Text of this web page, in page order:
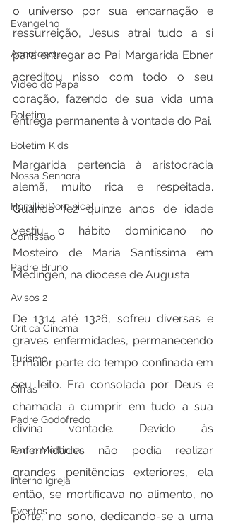
Evangelho
Aconteceu
Video do Papa
Boletim
Boletim Kids
Nossa Senhora
Homilia Dominical
Confissão
Padre Bruno
Avisos 2
Crítica Cinema
Turismo
Cifras
Padre Godofredo
Padre Mottinha
Interno Igreja
Eventos
o universo por sua encarnação e
ressurreição, Jesus atrai tudo a si
para entregar ao Pai. Margarida Ebner
acreditou nisso com todo o seu
coração, fazendo de sua vida uma
entrega permanente à vontade do Pai.
Margarida pertencia à aristocracia
alemã, muito rica e respeitada.
Quando fez quinze anos de idade
vestiu o hábito dominicano no
Mosteiro de Maria Santíssima em
Medingen, na diocese de Augusta.
De 1314 até 1326, sofreu diversas e
graves enfermidades, permanecendo
a maior parte do tempo confinada em
seu leito. Era consolada por Deus e
chamada a cumprir em tudo a sua
divina vontade. Devido às
enfermidades não podia realizar
grandes penitências exteriores, ela
então, se mortificava no alimento, no
porte, no sono, dedicando-se a uma